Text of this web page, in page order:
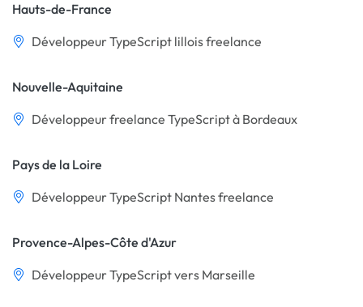
Hauts-de-France
Développeur TypeScript lillois freelance
Nouvelle-Aquitaine
Développeur freelance TypeScript à Bordeaux
Pays de la Loire
Développeur TypeScript Nantes freelance
Provence-Alpes-Côte d'Azur
Développeur TypeScript vers Marseille